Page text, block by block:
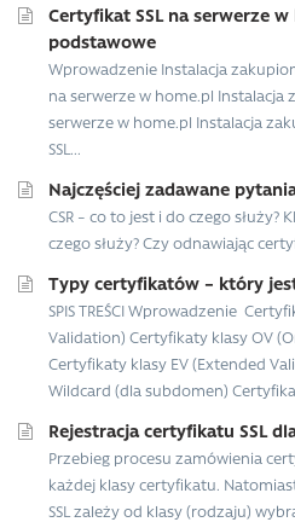
Certyfikat SSL na serwerze
podstawowe
Wprowadzenie Instalacja
na serwerze w home.pl Instalacja
serwerze w home.pl Instalacja
SSL...
Najczęściej zadawane
CSR – co to jest i do czego
czego służy? Czy odnawiając
Typy certyfikatów – który
SPIS TREŚCI Wprowadzenie
Validation) Certyfikaty klasy OV
Certyfikaty klasy EV (Extended
Wildcard (dla subdomen)
Rejestracja certyfikatu SSL
Przebieg procesu zamówienia
każdej klasy certyfikatu.
SSL zależy od klasy (rodzaju)